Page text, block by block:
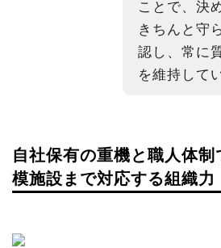
ことで、決
きちんと守
認し、常に
を維持して
自社保有の重機と職人体
模施設まで対応する組織力